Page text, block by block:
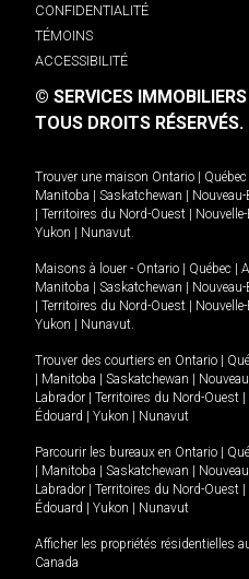
CONFIDENTIALITÉ
TÉMOINS
ACCESSIBILITÉ
© SERVICES
TOUS DROITS RÉSERVÉS.
Trouver une maison Ontario | Québec
Manitoba | Saskatchewan |
| Territoires du Nord-Ouest |
Yukon | Nunavut
Maisons à louer - Ontario | Québec |
Manitoba | Saskatchewan |
| Territoires du Nord-Ouest |
Yukon | Nunavut
Trouver des courtiers en Ontario |
| Manitoba | Saskatchewan |
Labrador | Territoires du Nord-Ouest |
Édouard | Yukon | Nunavut
Parcourir les bureaux en Ontario |
| Manitoba | Saskatchewan |
Labrador | Territoires du Nord-Ouest |
Édouard | Yukon | Nunavut
Afficher les propriétés résidentielles
Canada